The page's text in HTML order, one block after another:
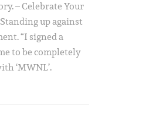
– Celebrate Your
up against
“I signed a
to be completely
‘MWNL’.